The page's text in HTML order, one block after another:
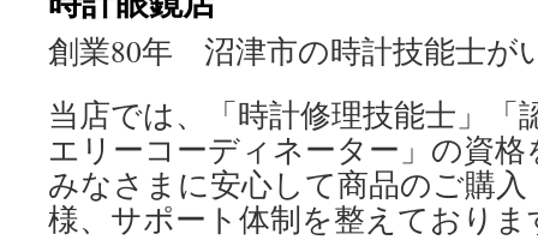
創業80年 沼津市の時計技能士が
当店では、「時計修理技能士」「
エリーコーディネーター」の資
みなさまに安心して商品のご購
様、サポート体制を整えておりま